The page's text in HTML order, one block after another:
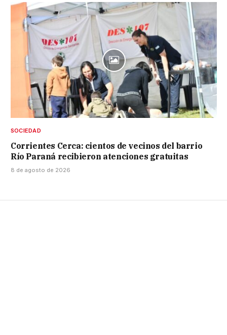
SOCIEDAD
Corrientes Cerca: cientos de vecinos del barrio
Río Paraná recibieron atenciones gratuitas
8 de agosto de 2026